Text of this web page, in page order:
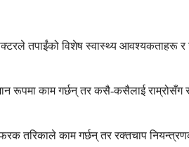
तपाईंको विशेष स्वास्थ्य आवश्यकताहरू र
रूपमा काम गर्छन् तर कसै-कसैलाई राम्रोसँग
तरिकाले काम गर्छन् तर रक्तचाप